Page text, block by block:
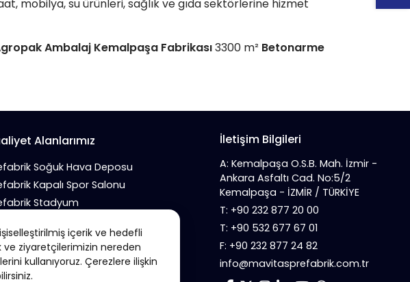
içerik ve hedefli
ziyaretçilerimizin nereden
kullanıyoruz. Çerezlere ilişkin
mobilya, su ürünleri, sağlık ve gıda sektörlerine hizmet
Ambalaj Kemalpaşa Fabrikası3300 m² Betonarme
Alanlarımız
Soğuk Hava Deposu
Kapalı Spor Salonu
Stadyum
Tavuk Kümesi
İletişim Bilgileri
A: Kemalpaşa O.S.B. Mah. İzmir -
Ankara Asfaltı Cad. No:5/2
Kemalpaşa - İZMİR / TÜRKİYE
T: +90 232 877 20 00
T: +90 532 677 67 01
F: +90 232 877 24 82
info@mavitasprefabrik.com.tr